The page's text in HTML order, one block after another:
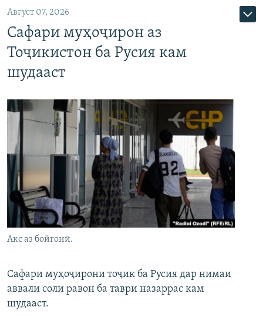
Август 07, 2026
Сафари муҳоҷирон аз
Тоҷикистон ба Русия кам
шудааст
Акс аз бойгонӣ.
Сафари муҳоҷирони тоҷик ба Русия дар нимаи
аввали соли равон ба таври назаррас кам
шудааст.